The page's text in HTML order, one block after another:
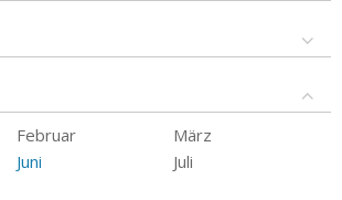
Februar
März
Juni
Juli